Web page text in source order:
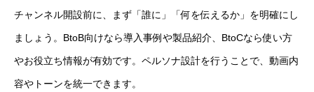
チャンネル開設前に、まず「誰に」「何を伝えるか」を明確にし
ましょう。BtoB向けなら導入事例や製品紹介、BtoCなら使い方
やお役立ち情報が有効です。ペルソナ設計を行うことで、動画内
容やトーンを統一できます。